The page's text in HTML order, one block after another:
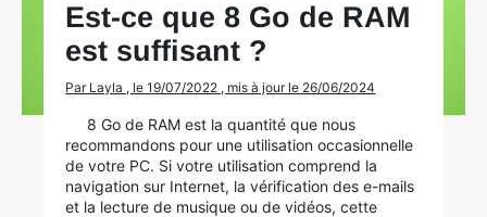
Est-ce que 8 Go de RAM
est suffisant ?
Par Layla , le 19/07/2022 , mis à jour le 26/06/2024
8 Go de RAM est la quantité que nous
recommandons pour une utilisation occasionnelle
de votre PC. Si votre utilisation comprend la
navigation sur Internet, la vérification des e-mails
et la lecture de musique ou de vidéos, cette